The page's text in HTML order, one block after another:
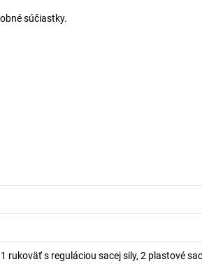
súčiastky.
rukoväť s reguláciou sacej sily, 2 plastové